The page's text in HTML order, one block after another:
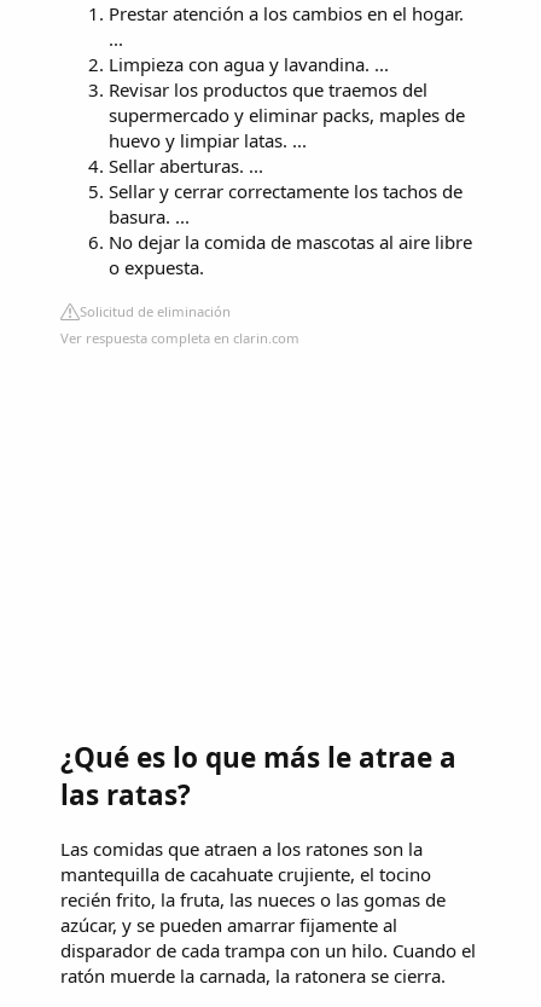
Prestar atención a los cambios en el hogar.
...
Limpieza con agua y lavandina. ...
Revisar los productos que traemos del
supermercado y eliminar packs, maples de
huevo y limpiar latas. ...
Sellar aberturas. ...
Sellar y cerrar correctamente los tachos de
basura. ...
No dejar la comida de mascotas al aire libre
o expuesta.
Solicitud de eliminación
Ver respuesta completa en clarin.com
¿Qué es lo que más le atrae a
las ratas?
Las comidas que atraen a los ratones son la
mantequilla de cacahuate crujiente, el tocino
recién frito, la fruta, las nueces o las gomas de
azúcar, y se pueden amarrar fijamente al
disparador de cada trampa con un hilo. Cuando el
ratón muerde la carnada, la ratonera se cierra.